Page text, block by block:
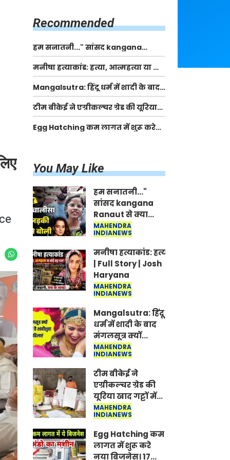
Recommended
हम सनातनी..." सांसद kangana
Ranaut से क्या बोली लड़की? Viral
Jantar-Mantar | CJP protest
मनीषा हत्याकांड: हत्या, आत्महत्या या कोई बड़ा राज?
| Full Story | Josh Haryana
Mangalsutra: हिंदू धर्म में शादी के बाद
मंगलसूत्र क्यों पहनती है महिलाएं, किसने
शुरु की ये परंपरा
टीम बीकेई ने एग्रीकल्चर ग्रेड की यूरिया
खाद गट्टों में बदलकर टेक्निकल ग्रेड में
बेचने वालों पर करवाई कार्रवाई:
Egg Hatching कम लागत में शुरू करे
You May Like
हम सनातनी..."
सांसद kangana
Ranaut से क्या
बोली लड़की? Viral
Jantar-Mantar |
CJP protest
MAHENDRA
INDIANEWS
मनीषा हत्याकांड: हत्या, आत्महत्या या
| Full Story | Josh
Haryana
MAHENDRA
INDIANEWS
Mangalsutra: हिंदू
धर्म में शादी के बाद
मंगलसूत्र क्यों
पहनती है महिलाएं,
किसने शुरु की ये
परंपरा
MAHENDRA
INDIANEWS
टीम बीकेई ने
एग्रीकल्चर ग्रेड की
यूरिया खाद गट्टों में
बदलकर टेक्निकल
ग्रेड में बेचने वालों पर
करवाई कार्रवाई:
लखविंदर सिंह
औलख
MAHENDRA
INDIANEWS
Egg Hatching कम
लागत में शुरू करे
नया बिजनेस। 17